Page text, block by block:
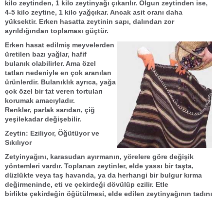
kilo zeytinden, 1 kilo zeytinyağı çıkarılır. Olgun zeytinden ise,
4-5 kilo zeytine, 1 kilo yağçıkar. Ancak asit oranı daha
yüksektir. Erken hasatta zeytinin sapı, dalından zor
ayrıldığından toplaması güçtür.
Erken hasat edilmiş meyvelerden
üretilen bazı yağlar, hafif
bulanık olabilirler. Ama özel
tatları nedeniyle en çok aranılan
ürünlerdir. Bulanıklık ayrıca, yağa
çok özel bir tat veren tortuları
korumak amacıyladır.
Renkler, parlak sarıdan, çiğ
yeşilekadar değişebilir.
Zeytin: Eziliyor, Öğütüyor ve
Sıkılıyor
Zetyinyağını, karasudan ayırmanın, yörelere göre değişik
yöntemleri vardır. Toplanan zeytinler, elde yassı bir taşta,
düzlükte veya taş havanda, ya da herhangi bir bulgur kırma
değirmeninde, eti ve çekirdeği dövülüp ezilir. Etle
birlikte çekirdeğin öğütülmesi, elde edilen zeytinyağının tadını